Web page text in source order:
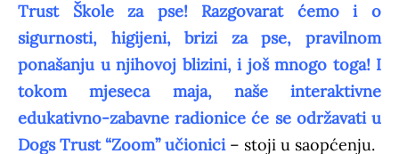
Trust Škole za pse! Razgovarat ćemo i o
sigurnosti, higijeni, brizi za pse, pravilnom
ponašanju u njihovoj blizini, i još mnogo toga! I
tokom mjeseca maja, naše interaktivne
edukativno-zabavne radionice će se održavati u
Dogs Trust “Zoom” učionici– stoji u saopćenju.